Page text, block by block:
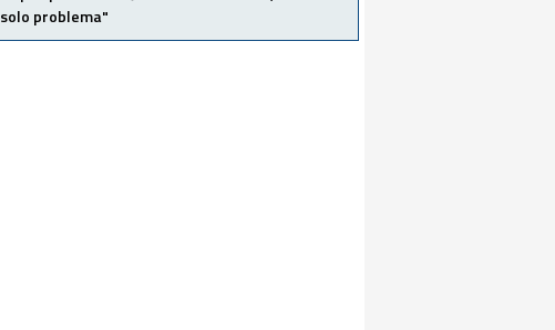
solo problema"